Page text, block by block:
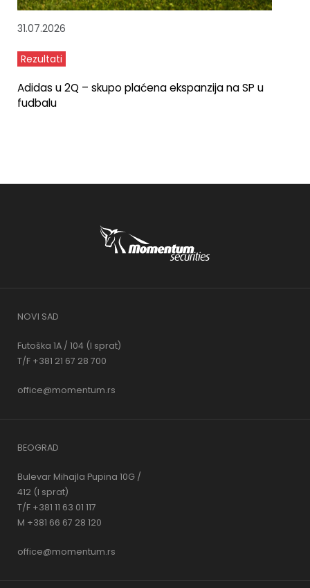
31.07.2026
Rezultati
Adidas u 2Q – skupo plaćena ekspanzija na SP u
fudbalu
NOVI SAD
Futoška 1A / 104 (I sprat)
T/F +381 21 67 28 700
office@momentum.rs
BEOGRAD
Bulevar Mihajla Pupina 10G /
412 (I sprat)
T/F +381 11 63 01 117
M +381 66 67 28 120
office@momentum.rs